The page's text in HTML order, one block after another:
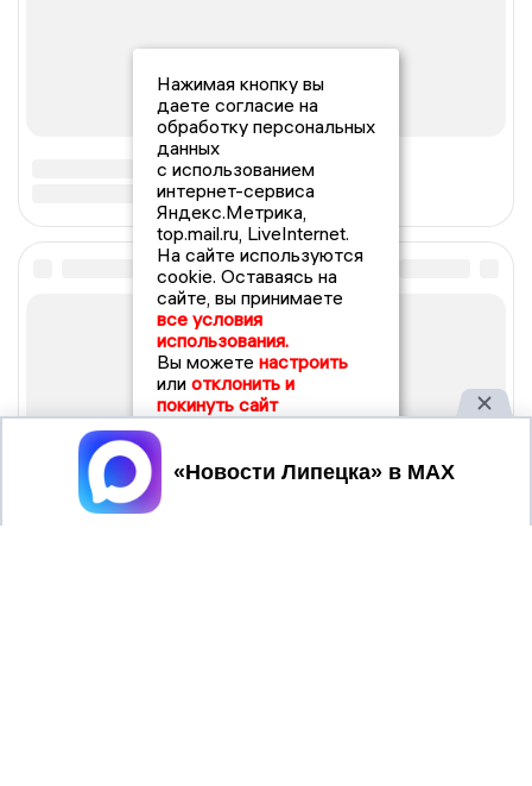
Нажимая кнопку вы
даете согласие на
обработку персональных
данных
с использованием
интернет-сервиса
Яндекс.Метрика,
top.mail.ru, LiveInternet.
На сайте используются
cookie. Оставаясь на
сайте, вы принимаете
все условия
использования.
Вы можете настроить
или отклонить и
покинуть сайт
Принять